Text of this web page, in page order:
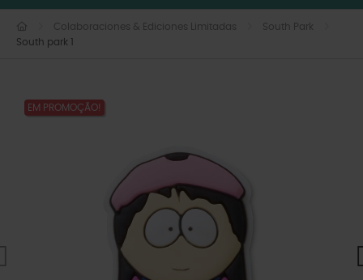
Colaboraciones & Ediciones Limitadas
South Park
South park 1
EM PROMOÇÃO!